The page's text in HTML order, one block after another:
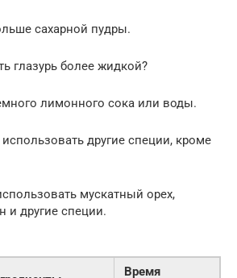
сахарной пудры.
глазурь более жидкой?
лимонного сока или воды.
другие специи, кроме
мускатный орех,
и другие специи.
Время